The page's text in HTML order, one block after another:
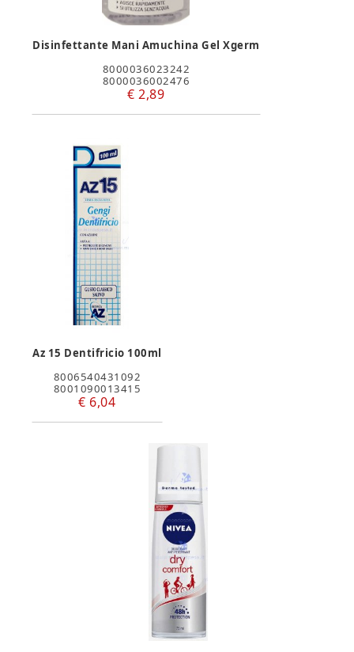
Disinfettante Mani Amuchina Gel Xgerm
8000036023242
8000036002476
€ 2,89
Az 15 Dentifricio 100ml
8006540431092
8001090013415
€ 6,04